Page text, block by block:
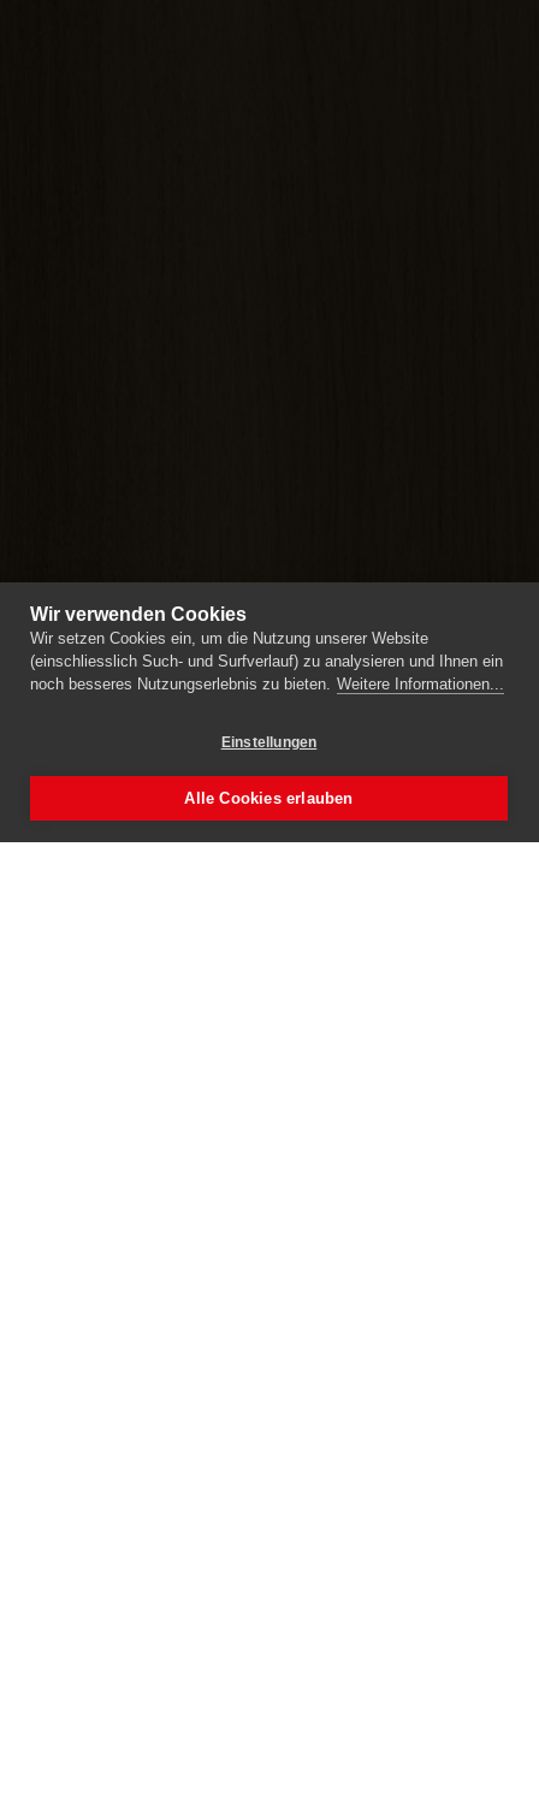
Wir verwenden Cookies
Wir setzen Cookies ein, um die Nutzung unserer Website
(einschliesslich Such- und Surfverlauf) zu analysieren und Ihnen ein
noch besseres Nutzungserlebnis zu bieten. Weitere Informationen...
Einstellungen
Alle Cookies erlauben